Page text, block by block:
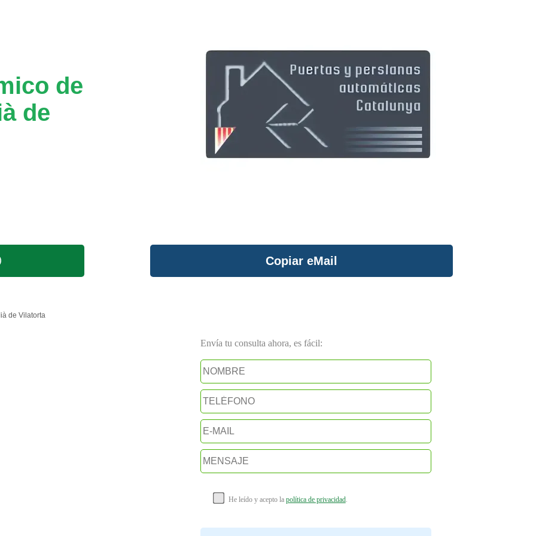
de
de
Copiar eMail
de Vilatorta
Envía tu consulta ahora, es fácil:
He leído y acepto la política de privacidad.